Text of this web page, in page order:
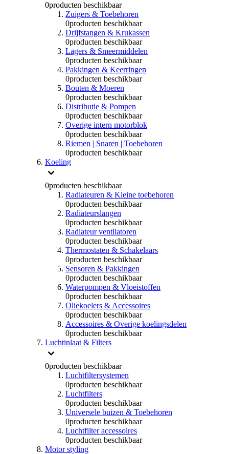
0producten beschikbaar
Zuigers & Toebehoren
0producten beschikbaar
Drijfstangen & Krukassen
0producten beschikbaar
Lagers & Smeermiddelen
0producten beschikbaar
Pakkingen & Keerringen
0producten beschikbaar
Bouten & Moeren
0producten beschikbaar
Distributie & Pompen
0producten beschikbaar
Overige intern motorblok
0producten beschikbaar
Riemen | Snaren | Toebehoren
0producten beschikbaar
Koeling
0producten beschikbaar
Radiateuren & Kleine toebehoren
0producten beschikbaar
Radiateurslangen
0producten beschikbaar
Radiateur ventilatoren
0producten beschikbaar
Thermostaten & Schakelaars
0producten beschikbaar
Sensoren & Pakkingen
0producten beschikbaar
Waterpompen & Vloeistoffen
0producten beschikbaar
Oliekoelers & Accessoires
0producten beschikbaar
Accessoires & Overige koelingsdelen
0producten beschikbaar
Luchtinlaat & Filters
0producten beschikbaar
Luchtfiltersystemen
0producten beschikbaar
Luchtfilters
0producten beschikbaar
Universele buizen & Toebehoren
0producten beschikbaar
Luchtfilter accessoires
0producten beschikbaar
Motor styling